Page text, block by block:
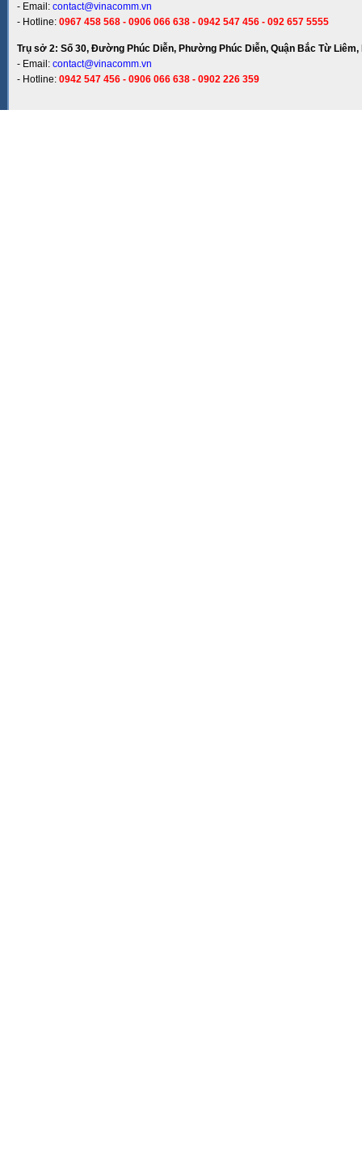
- Email: contact@vinacomm.vn
- Hotline: 0967 458 568 - 0906 066 638 - 0942 547 456 - 092 657 5555
Trụ sở 2: Số 30, Đường Phúc Diễn, Phường Phúc Diễn, Quận Bắc Từ Liêm,
- Email: contact@vinacomm.vn
- Hotline: 0942 547 456 - 0906 066 638 - 0902 226 359